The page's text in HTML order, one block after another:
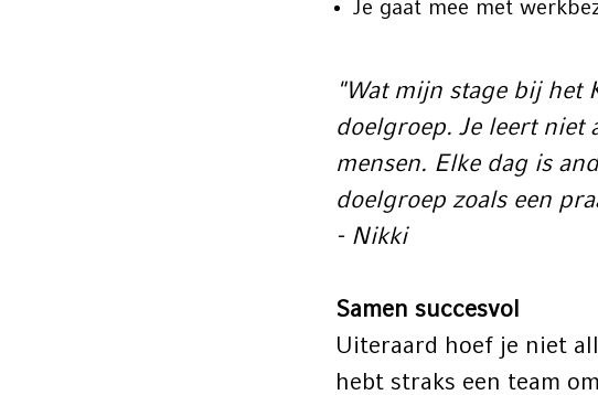
Je gaat mee met
"Wat mijn stage bij het
doelgroep. Je leert niet
mensen. Elke dag is
doelgroep zoals een
- Nikki
Samen succesvol
Uiteraard hoef je niet
hebt straks een team